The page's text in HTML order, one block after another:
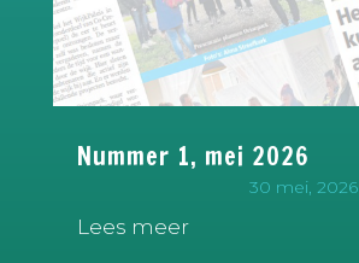
Nummer 1, mei 2026
30 mei, 2026
Lees meer